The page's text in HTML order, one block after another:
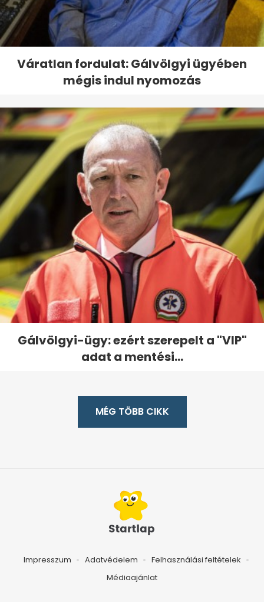
Váratlan fordulat: Gálvölgyi ügyében
mégis indul nyomozás
Gálvölgyi-ügy: ezért szerepelt a "VIP"
adat a mentési...
MÉG TÖBB CIKK
Impresszum Adatvédelem
Felhasználási feltételek
Médiaajánlat